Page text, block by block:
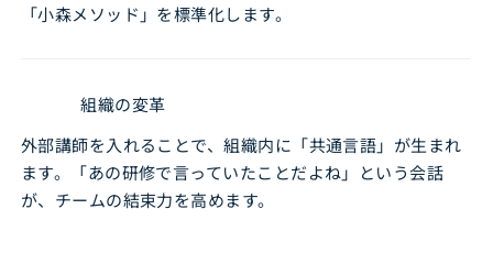
組織の変革
外部講師を入れることで、組織内に「共通言語」が生まれ
ます。「あの研修で言っていたことだよね」という会話
が、チームの結束力を高めます。
「小森メソッド」を標準化します。